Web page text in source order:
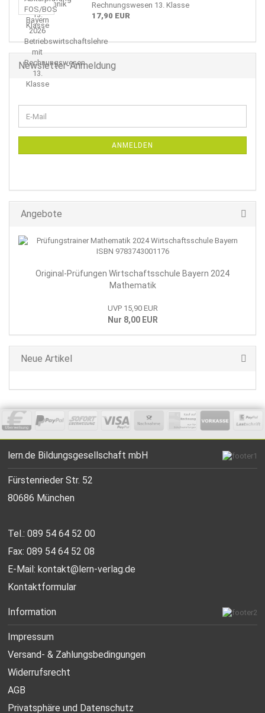
Rechnungswesen 13. Klasse
17,90 EUR
Newsletter-Anmeldung
ZUR
E-
Mail
ANMELDEN
Angebote
Original-Prüfungen Wirtschaftsschule Bayern 2024
Mathematik
UVP 15,90 EUR
Nur 8,00 EUR
Neue Artikel
lern.de Bildungsgesellschaft mbH
Fürstenrieder Str. 52
80686 München
Tel.: 089 54 64 52 00
Fax: 089 54 64 52 08
E-Mail:kontakt@lern-verlag.de
Kontaktformular
Information
Impressum
Versand- & Zahlungsbedingungen
Widerrufsrecht
AGB
Privatsphäre und Datenschutz